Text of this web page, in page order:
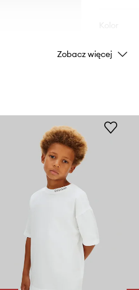
Marka
ID Produktu
Zobacz więcej